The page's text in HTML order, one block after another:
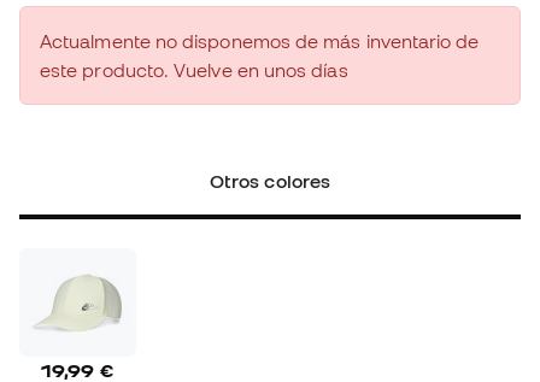
Actualmente no disponemos de más inventario de
este producto. Vuelve en unos días
Otros colores
19,99 €